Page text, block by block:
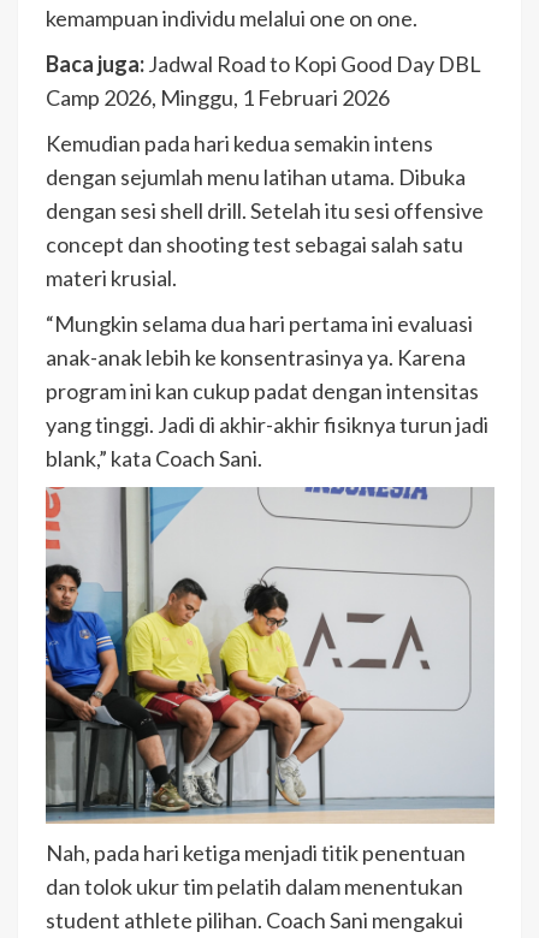
kemampuan individu melalui one on one.
Baca juga:Jadwal Road to Kopi Good Day DBL
Camp 2026, Minggu, 1 Februari 2026
Kemudian pada hari kedua semakin intens
dengan sejumlah menu latihan utama. Dibuka
dengan sesi shell drill. Setelah itu sesi offensive
concept dan shooting test sebagai salah satu
materi krusial.
“Mungkin selama dua hari pertama ini evaluasi
anak-anak lebih ke konsentrasinya ya. Karena
program ini kan cukup padat dengan intensitas
yang tinggi. Jadi di akhir-akhir fisiknya turun jadi
blank,” kata Coach Sani.
Nah, pada hari ketiga menjadi titik penentuan
dan tolok ukur tim pelatih dalam menentukan
student athlete pilihan. Coach Sani mengakui